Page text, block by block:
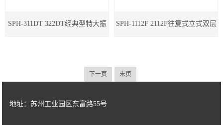
SPH-311DT 322DT经典型特大振 SPH-1112F 2112F往复式立式双层
下一页 末页
地址：苏州工业园区东富路55号